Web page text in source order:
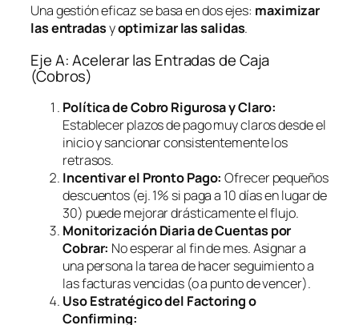
Una gestión eficaz se basa en dos ejes: maximizar
las entradasyoptimizar las salidas.
Eje A: Acelerar las Entradas de Caja
(Cobros)
Política de Cobro Rigurosa y Claro:
Establecer plazos de pago muy claros desde el
inicio y sancionar consistentemente los
retrasos.
Incentivar el Pronto Pago: Ofrecer pequeños
descuentos (ej. 1% si paga a 10 días en lugar de
30) puede mejorar drásticamente el flujo.
Monitorización Diaria de Cuentas por
Cobrar: No esperar al fin de mes. Asignar a
una persona la tarea de hacer seguimiento a
las facturas vencidas (o a punto de vencer).
Uso Estratégico del Factoringo
Confirming: